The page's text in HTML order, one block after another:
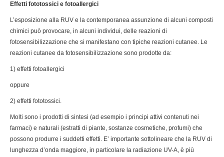
Effetti fototossici e fotoallergici
L’esposizione alla RUV e la contemporanea assunzione di alcuni composti
chimici può provocare, in alcuni individui, delle reazioni di
fotosensibilizzazione che si manifestano con tipiche reazioni cutanee. Le
reazioni cutanee da fotosensibilizzazione sono prodotte da:
1) effetti fotoallergici
oppure
2) effetti fototossici.
Molti sono i prodotti di sintesi (ad esempio i principi attivi contenuti nei
farmaci) e naturali (estratti di piante, sostanze cosmetiche, profumi) che
possono produrre i suddetti effetti. E’ importante sottolineare che la RUV di
lunghezza d’onda maggiore, in particolare la radiazione UV-A, è più